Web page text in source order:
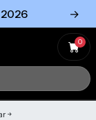
→
0
Tümünü Gör
Tümünü gör